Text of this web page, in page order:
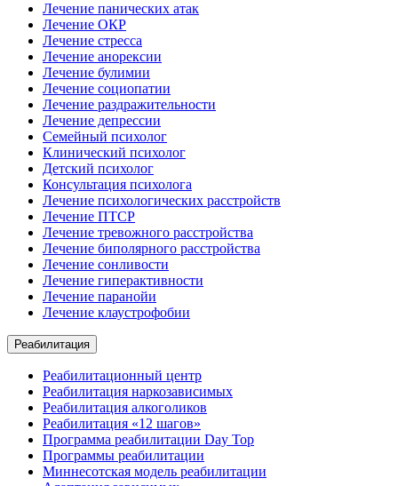
Лечение панических атак
Лечение ОКР
Лечение стресса
Лечение анорексии
Лечение булимии
Лечение социопатии
Лечение раздражительности
Лечение депрессии
Семейный психолог
Клинический психолог
Детский психолог
Консультация психолога
Лечение психологических расстройств
Лечение ПТСР
Лечение тревожного расстройства
Лечение биполярного расстройства
Лечение сонливости
Лечение гиперактивности
Лечение паранойи
Лечение клаустрофобии
Реабилитация
Реабилитационный центр
Реабилитация наркозависимых
Реабилитация алкоголиков
Реабилитация «12 шагов»
Программа реабилитации Day Top
Программы реабилитации
Миннесотская модель реабилитации